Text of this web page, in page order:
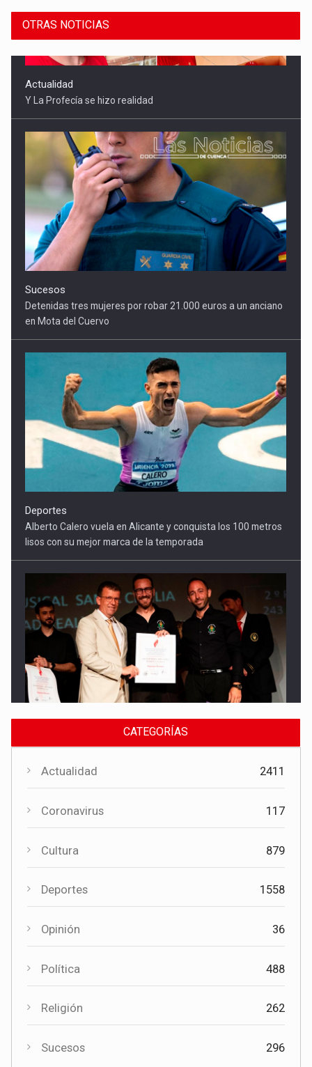
OTRAS NOTICIAS
Sucesos
Detenidas tres mujeres por robar 21.000 euros a un anciano
en Mota del Cuervo
Deportes
Alberto Calero vuela en Alicante y conquista los 100 metros
lisos con su mejor marca de la temporada
Cultura
El Gobierno regional apoya el Certamen de Bandas de Mota
del Cuervo con 18.000 euros
Cultura
El Certamen "Villa Cervantina" vuelve a situar a Mota del
CATEGORÍAS
Actualidad 2411
Coronavirus 117
Cultura 879
Deportes 1558
Opinión 36
Política 488
Religión 262